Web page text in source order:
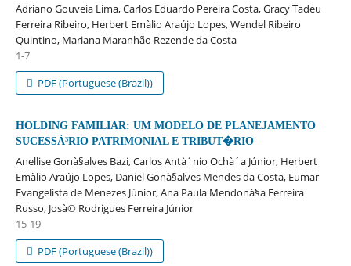
Adriano Gouveia Lima, Carlos Eduardo Pereira Costa, Gracy Tadeu
Ferreira Ribeiro, Herbert Emà­lio Araújo Lopes, Wendel Ribeiro
Quintino, Mariana Maranhão Rezende da Costa
1-7
PDF (Portuguese (Brazil))
HOLDING FAMILIAR: UM MODELO DE PLANEJAMENTO
SUCESSÀ³RIO PATRIMONIAL E TRIBUT�RIO
Anellise Gonà§alves Bazi, Carlos Antà´nio Ochà´a Júnior, Herbert
Emà­lio Araújo Lopes, Daniel Gonà§alves Mendes da Costa, Eumar
Evangelista de Menezes Júnior, Ana Paula Mendonà§a Ferreira
Russo, Josà© Rodrigues Ferreira Júnior
15-19
PDF (Portuguese (Brazil))